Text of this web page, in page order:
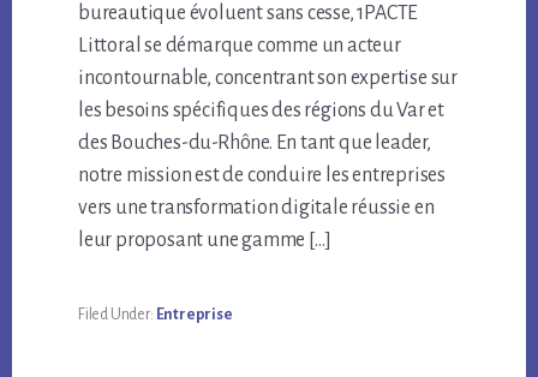
bureautique évoluent sans cesse, 1PACTE
Littoral se démarque comme un acteur
incontournable, concentrant son expertise sur
les besoins spécifiques des régions du Var et
des Bouches-du-Rhône. En tant que leader,
notre mission est de conduire les entreprises
vers une transformation digitale réussie en
leur proposant une gamme […]
Filed Under: Entreprise